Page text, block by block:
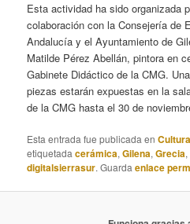
Esta actividad ha sido organizada
colaboración con la Consejería de
Andalucía y el Ayuntamiento de
Matilde Pérez Abellán, pintora en
Gabinete Didáctico de la CMG.
piezas estarán expuestas en la
de la CMG hasta el 30 de
Esta entrada fue publicada en
etiquetadacerámica,Gilena,Grecia,
digitalsierrasur. Guardaenlace